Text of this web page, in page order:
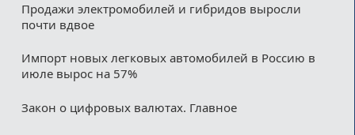
Продажи электромобилей и гибридов выросли
почти вдвое
Импорт новых легковых автомобилей в Россию в
июле вырос на 57%
Закон о цифровых валютах. Главное